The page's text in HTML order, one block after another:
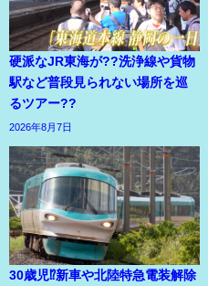
硬派なJR東海が??洗浄線や貨物
駅など普段見られない場所を巡
るツアー??
2026年8月7日
30歳児⁉新車や北陸特急電装解除